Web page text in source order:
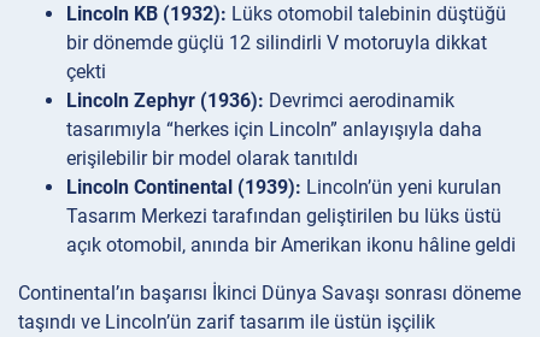
Lincoln KB (1932): Lüks otomobil talebinin düştüğü
bir dönemde güçlü 12 silindirli V motoruyla dikkat
çekti
Lincoln Zephyr (1936): Devrimci aerodinamik
tasarımıyla “herkes için Lincoln” anlayışıyla daha
erişilebilir bir model olarak tanıtıldı
Lincoln Continental (1939): Lincoln’ün yeni kurulan
Tasarım Merkezi tarafından geliştirilen bu lüks üstü
açık otomobil, anında bir Amerikan ikonu hâline geldi
Continental’ın başarısı İkinci Dünya Savaşı sonrası döneme
taşındı ve Lincoln’ün zarif tasarım ile üstün işçilik